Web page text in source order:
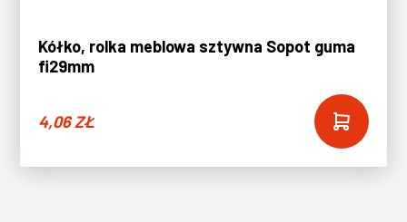
Kółko, rolka meblowa sztywna Sopot guma
fi29mm
4,06ZŁ